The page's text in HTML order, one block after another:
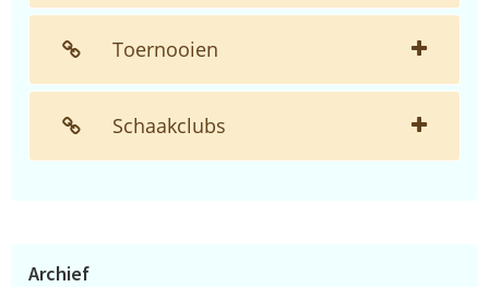
Toernooien
Schaakclubs
Archief